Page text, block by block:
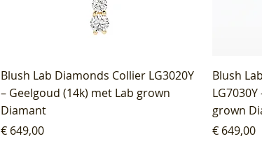
Blush Lab Diamonds Collier LG3020Y
– Geelgoud (14k) met Lab grown
Diamant
Prijs
€ 649,00
Blush
grown
Prijs
€ 649,00